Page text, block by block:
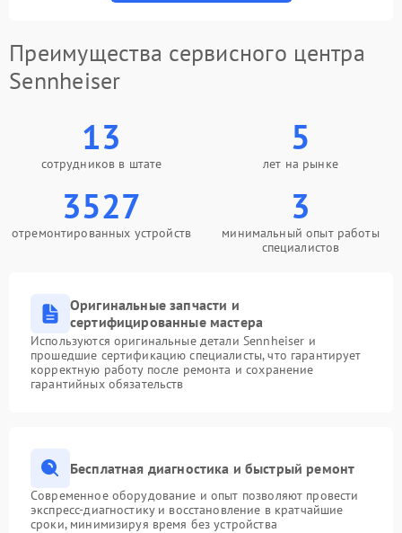
Преимущества сервисного центра
Sennheiser
13
сотрудников в штате
5
лет на рынке
3527
отремонтированных устройств
3
минимальный опыт работы
специалистов
Оригинальные запчасти и
сертифицированные мастера
Используются оригинальные детали Sennheiser и
прошедшие сертификацию специалисты, что гарантирует
корректную работу после ремонта и сохранение
гарантийных обязательств
Бесплатная диагностика и быстрый ремонт
Современное оборудование и опыт позволяют провести
экспресс-диагностику и восстановление в кратчайшие
сроки, минимизируя время без устройства